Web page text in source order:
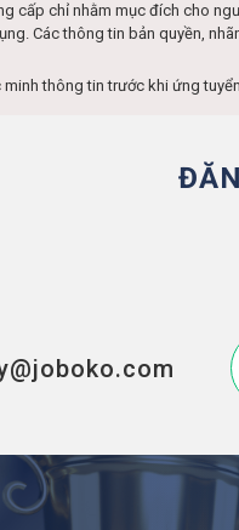
cấp chỉ nhằm mục đích cho
Các thông tin bản quyền,
thông tin trước khi ứng